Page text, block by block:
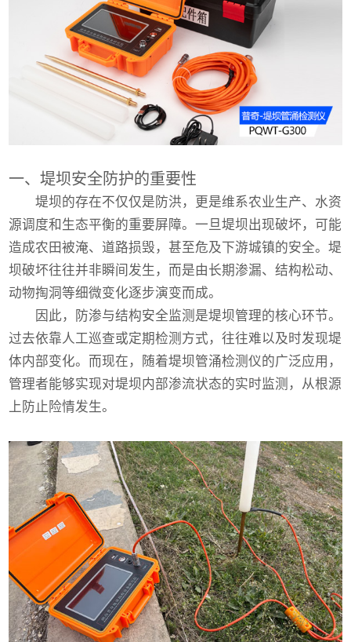
一、堤坝安全防护的重要性
堤坝的存在不仅仅是防洪，更是维系农业生产、水资
源调度和生态平衡的重要屏障。一旦堤坝出现破坏，可能
造成农田被淹、道路损毁，甚至危及下游城镇的安全。堤
坝破坏往往并非瞬间发生，而是由长期渗漏、结构松动、
动物掏洞等细微变化逐步演变而成。
因此，防渗与结构安全监测是堤坝管理的核心环节。
过去依靠人工巡查或定期检测方式，往往难以及时发现堤
体内部变化。而现在，随着堤坝管涌检测仪的广泛应用，
管理者能够实现对堤坝内部渗流状态的实时监测，从根源
上防止险情发生。